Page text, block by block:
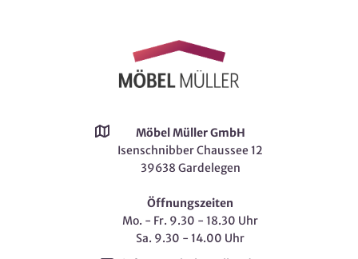
Möbel Müller GmbH
Isenschnibber Chaussee 12
39638 Gardelegen
Öffnungszeiten
Mo. - Fr. 9.30 - 18.30 Uhr
Sa. 9.30 - 14.00 Uhr